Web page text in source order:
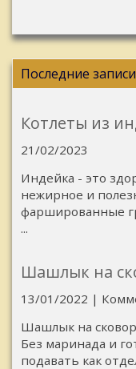
Последние записи
Котлеты из
21/02/2023
Индейка - это
нежирное и
фаршированные
...
Шашлык на
13/01/2022 |
Шашлык на
Без маринада и
подавать как